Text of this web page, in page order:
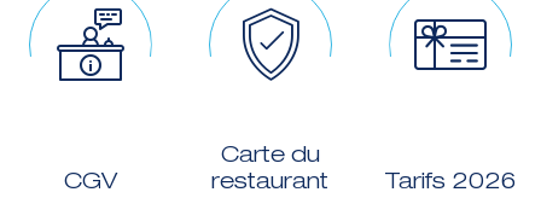
CGV
Carte du
restaurant
Tarifs 2026